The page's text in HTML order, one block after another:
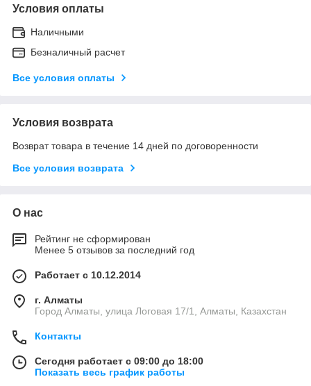
Условия оплаты
Наличными
Безналичный расчет
Все условия оплаты
Условия возврата
Возврат товара в течение 14 дней по договоренности
Все условия возврата
О нас
Рейтинг не сформирован
Менее 5 отзывов за последний год
Работает с 10.12.2014
г. Алматы
Город Алматы, улица Логовая 17/1, Алматы, Казахстан
Контакты
Сегодня работает с 09:00 до 18:00
Показать весь график работы